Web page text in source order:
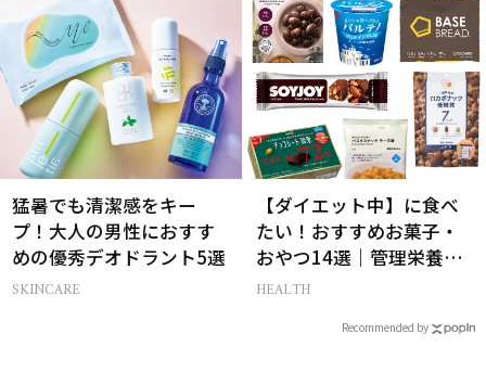
猛暑でも清潔感をキー
プ！大人の男性におすす
めの優秀デオドラント5選
SKINCARE
【ダイエット中】に食べ
たい！おすすめお菓子・
おやつ14選｜管理栄養士
監修
HEALTH
Recommended by